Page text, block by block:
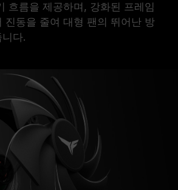
흐름을 제공하며, 강화된 프레임
진동을 줄여 대형 팬의 뛰어난 방
다.